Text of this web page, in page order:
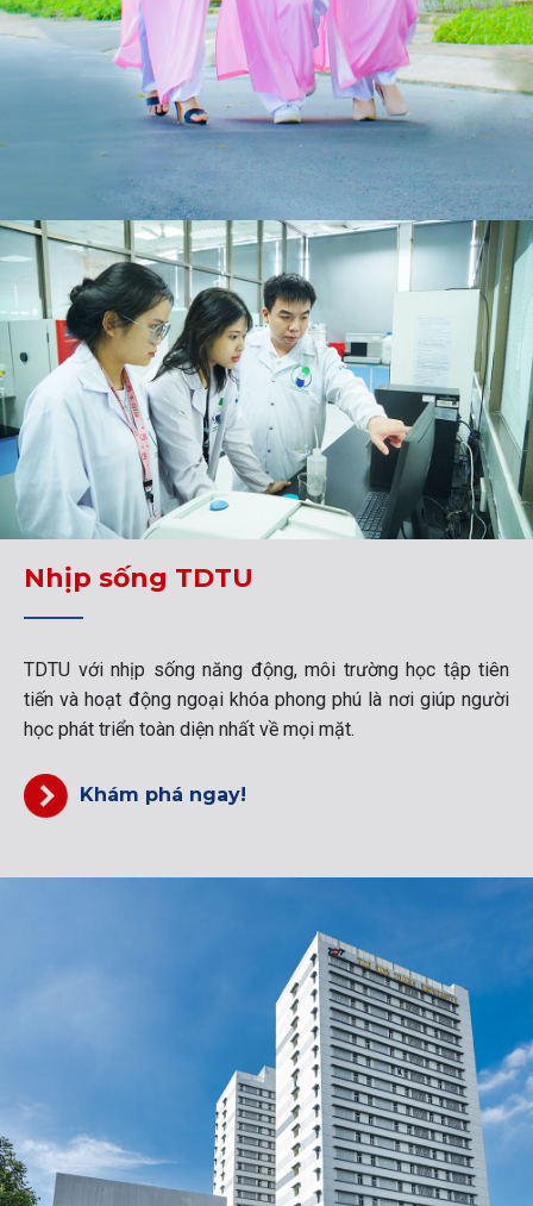
Nhịp sống TDTU
TDTU với nhịp sống năng động, môi trường học tập tiên
tiến và hoạt động ngoại khóa phong phú là nơi giúp người
học phát triển toàn diện nhất về mọi mặt.
Khám phá ngay!